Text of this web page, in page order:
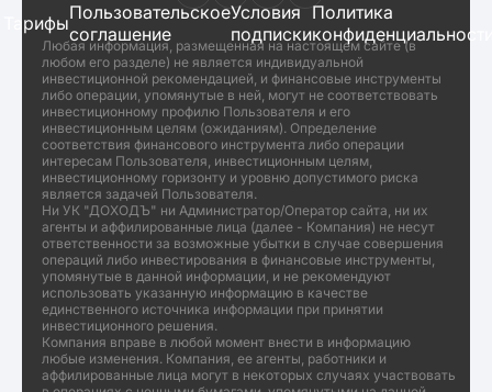
ТарифыПользовательское
соглашение
Условия
подписки
Политика
Любая информация, размещенная на настоящем сайте (в
любом его разделе) не является индивидуальной
инвестиционной рекомендацией, и финансовые инструменты
либо операции, упомянутые в ней, могут не соответствовать
инвестиционному профилю Пользователя и его
инвестиционным целям (ожиданиям). Определение
соответствия финансового инструмента либо операции
интересам Пользователя, инвестиционным целям,
инвестиционному горизонту и уровню допустимого риска
является задачей Пользователя.
Ни УК "ДОХОДЪ" ни Администратор/Оператор сайта, ни их
агенты и аффилированные лица (далее - Компания) не несут
ответственности за возможные убытки в случае совершения
операций либо инвестирования в финансовые инструменты,
упомянутые в данной информации, и не рекомендуют
использовать указанную информацию в качестве
единственного источника информации при принятии
инвестиционного решения.
Компания вправе в любой момент внести в информацию
любые изменения. Компания, ее агенты, работники и
аффилированные лица могут в некоторых случаях участвовать